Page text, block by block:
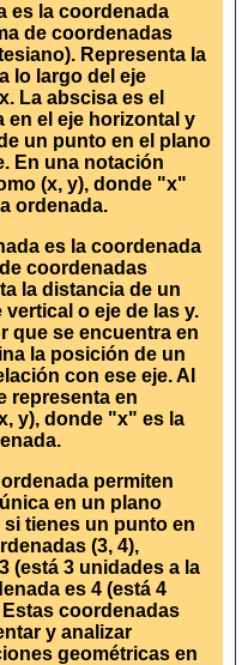
es la coordenada
de coordenadas
Representa la
lo largo del eje
La abscisa es el
en el eje horizontal y
un punto en el plano
En una notación
(x, y), donde "x"
ordenada.
es la coordenada
coordenadas
la distancia de un
o eje de las y.
que se encuentra en
la posición de un
con ese eje. Al
representa en
y), donde "x" es la
permiten
en un plano
tienes un punto en
(3, 4),
(está 3 unidades a la
es 4 (está 4
coordenadas
y analizar
geométricas en